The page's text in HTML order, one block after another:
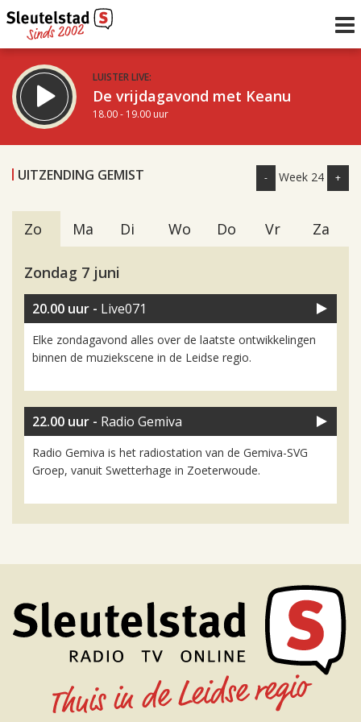
LUISTER LIVE:
De vrijdagavond met Keanu
18.00 - 19.00 uur
De Vrijdagavond met Gijs
Inklappen
UITZENDING GEMIST - Week 24 +
Zo Ma Di Wo Do Vr Za
Zondag 7 juni
20.00 uur - Live071
Elke zondagavond alles over de laatste ontwikkelingen
binnen de muziekscene in de Leidse regio.
22.00 uur - Radio Gemiva
Radio Gemiva is het radiostation van de Gemiva-SVG
Groep, vanuit Swetterhage in Zoeterwoude.